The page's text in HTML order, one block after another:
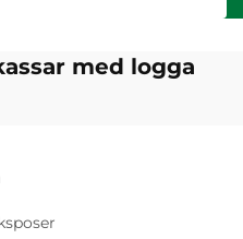
med logga